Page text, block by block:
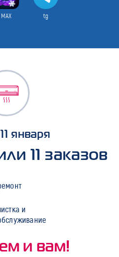
MAX tg
января
11 заказов
и
и вам!